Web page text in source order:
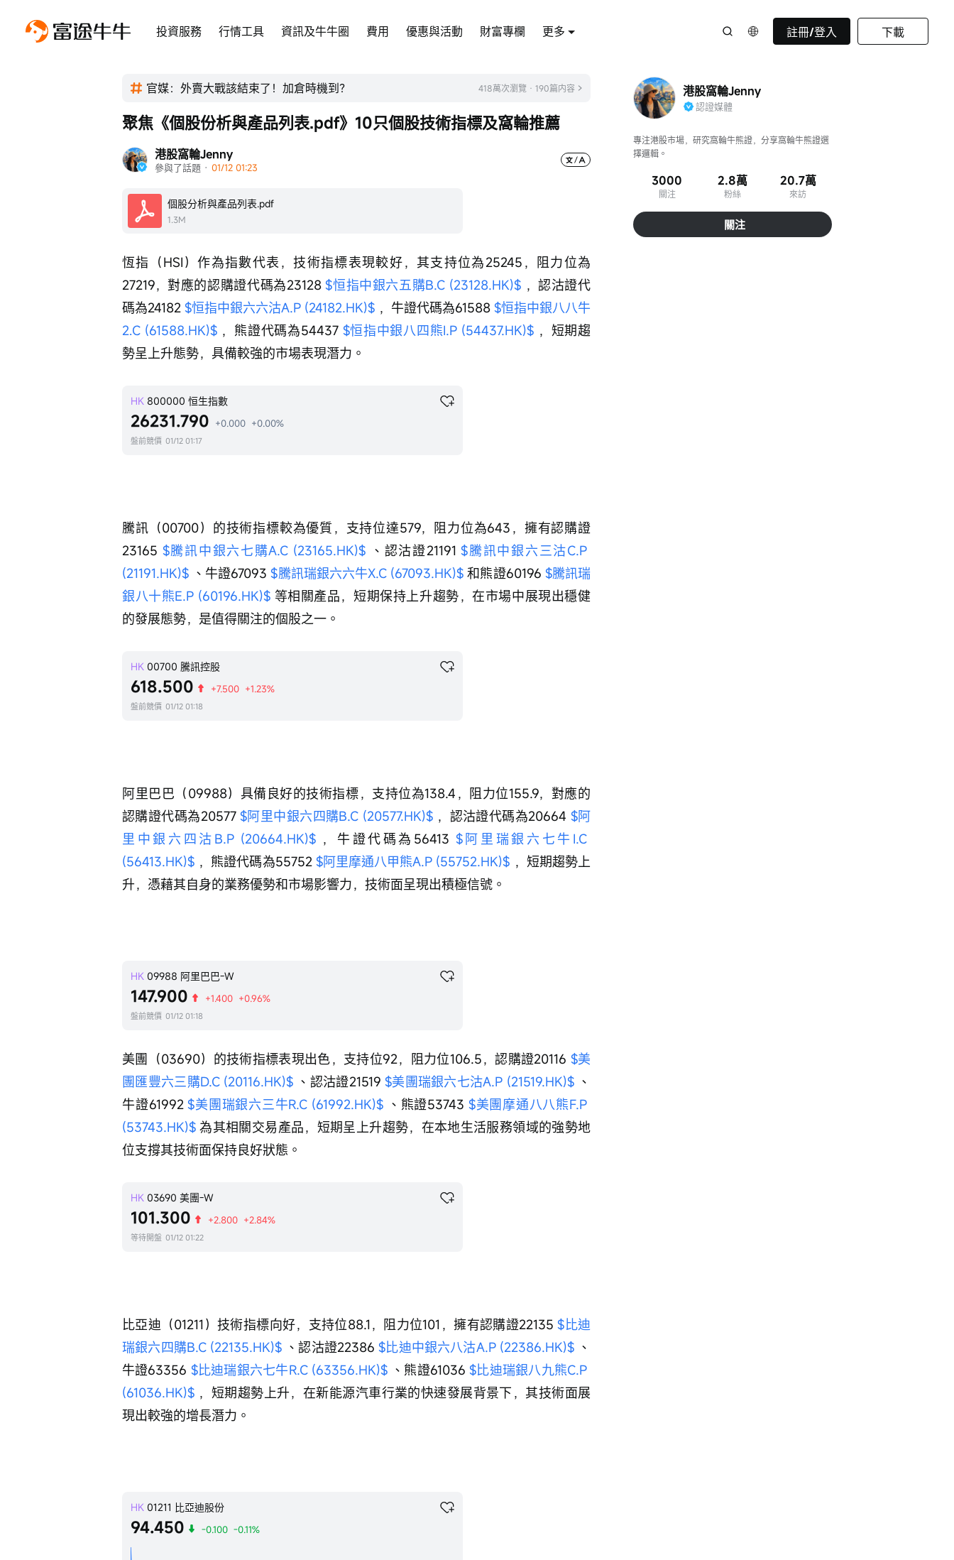
投資服務 行情工具 資訊及牛牛圈 費用 優惠與活動 財富專欄 更多 註冊/登入 下載
官媒：外賣大戰該結束了！加倉時機到？ 418萬次瀏覽 · 190篇内容
港股窩輪Jenny
參與了話題 · 01/12 01:23
聚焦《個股份析與產品列表.pdf》10只個股技術指標及窩輪推薦
個股分析與產品列表.pdf
1.3M
恆指（HSI）作為指數代表，技術指標表現較好，其支持位為25245，阻力位為
27219，對應的認購證代碼為23128 $恒指中銀六五購B.C (23128.HK)$ ，認沽證代
碼為24182 $恒指中銀六六沽A.P (24182.HK)$ ，牛證代碼為61588 $恒指中銀八八牛
2.C (61588.HK)$ ，熊證代碼為54437 $恒指中銀八四熊I.P (54437.HK)$ ，短期趨
勢呈上升態勢，具備較強的市場表現潛力。
HK 800000 恒生指數
26231.790 +0.000 +0.00%
盤前競價 01/12 01:17
騰訊（00700）的技術指標較為優質，支持位達579，阻力位為643，擁有認購證
23165 $騰訊中銀六七購A.C (23165.HK)$ 、認沽證21191 $騰訊中銀六三沽C.P
(21191.HK)$ 、牛證67093 $騰訊瑞銀六六牛X.C (67093.HK)$ 和熊證60196 $騰訊瑞
銀八十熊E.P (60196.HK)$ 等相關產品，短期保持上升趨勢，在市場中展現出穩健
的發展態勢，是值得關注的個股之一。
HK 00700 騰訊控股
618.500 +7.500 +1.23%
盤前競價 01/12 01:18
阿里巴巴（09988）具備良好的技術指標，支持位為138.4，阻力位155.9，對應的
認購證代碼為20577 $阿里中銀六四購B.C (20577.HK)$ ，認沽證代碼為20664 $阿
里中銀六四沽B.P (20664.HK)$ ，牛證代碼為56413 $阿里瑞銀六七牛I.C
(56413.HK)$ ，熊證代碼為55752 $阿里摩通八甲熊A.P (55752.HK)$ ，短期趨勢上
升，憑藉其自身的業務優勢和市場影響力，技術面呈現出積極信號。
HK 09988 阿里巴巴-W
147.900 +1.400 +0.96%
盤前競價 01/12 01:18
美團（03690）的技術指標表現出色，支持位92，阻力位106.5，認購證20116 $美
團匯豐六三購D.C (20116.HK)$ 、認沽證21519 $美團瑞銀六七沽A.P (21519.HK)$ 、
牛證61992 $美團瑞銀六三牛R.C (61992.HK)$ 、熊證53743 $美團摩通八八熊F.P
(53743.HK)$ 為其相關交易產品，短期呈上升趨勢，在本地生活服務領域的強勢地
位支撐其技術面保持良好狀態。
HK 03690 美團-W
101.300 +2.800 +2.84%
等待開盤 01/12 01:22
比亞迪（01211）技術指標向好，支持位88.1，阻力位101，擁有認購證22135 $比迪
瑞銀六四購B.C (22135.HK)$ 、認沽證22386 $比迪中銀六八沽A.P (22386.HK)$ 、
牛證63356 $比迪瑞銀六七牛R.C (63356.HK)$ 、熊證61036 $比迪瑞銀八九熊C.P
(61036.HK)$ ，短期趨勢上升，在新能源汽車行業的快速發展背景下，其技術面展
現出較強的增長潛力。
HK 01211 比亞迪股份
94.450 -0.100 -0.11%
港股窩輪Jenny
認證媒體
專注港股市場，研究窩輪牛熊證，分享窩輪牛熊證選
擇邏輯。
3000
關注
2.8萬
粉絲
20.7萬
來訪
關注